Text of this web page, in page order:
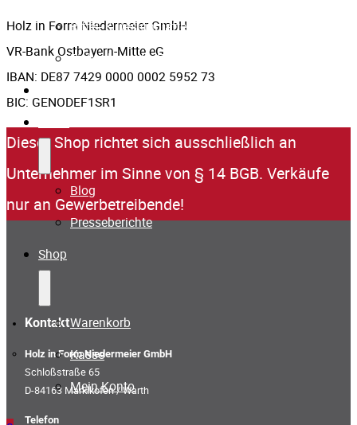
Riffel- & Designplatten
Einblicke in die Fertigung
Blog
Presseberichte
Shop
Warenkorb
Kasse
Mein Konto
Holz in Form Niedermeier GmbH
VR-Bank Ostbayern-Mitte eG
IBAN: DE87 7429 0000 0002 5952 73
BIC: GENODEF1SR1
Dieser Shop richtet sich ausschließlich an
Unternehmer im Sinne von § 14 BGB. Verkäufe
nur an Gewerbetreibende!
Kontakt
Holz in Form Niedermeier GmbH
Schloßstraße 65
D-84163 Marklkofen / Warth
Telefon